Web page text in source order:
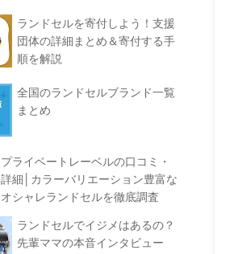
ランドセルを寄付しよう！支援
団体の詳細まとめ＆寄付する手
順を解説
全国のランドセルブランド一覧
まとめ
プライベートレーベルの口コミ・
詳細│カラーバリエーション豊富な
オシャレランドセルを徹底調査
ランドセルでイジメはあるの？
先輩ママの本音インタビュー